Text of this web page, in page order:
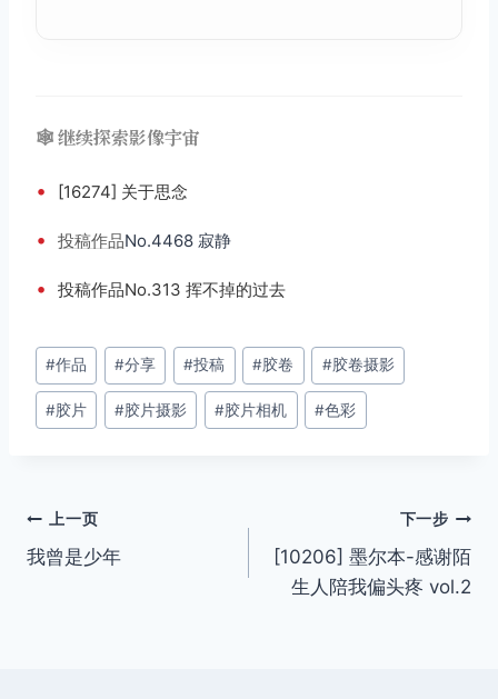
🕸️ 继续探索影像宇宙
• [16274] 关于思念
• 投稿作品No.4468 寂静
• 投稿作品No.313 挥不掉的过去
文
章
标
#作品 #分享 #投稿 #胶卷 #胶卷摄影
#胶片 #胶片摄影 #胶片相机 #色彩
文
章
上一页
我曾是少年
下一步
[10206] 墨尔本-感谢陌
生人陪我偏头疼 vol.2